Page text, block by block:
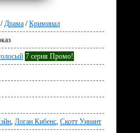
/Драма /Криминал
7 серия Промо!
, Логан Кибенс, Скотт Уинант